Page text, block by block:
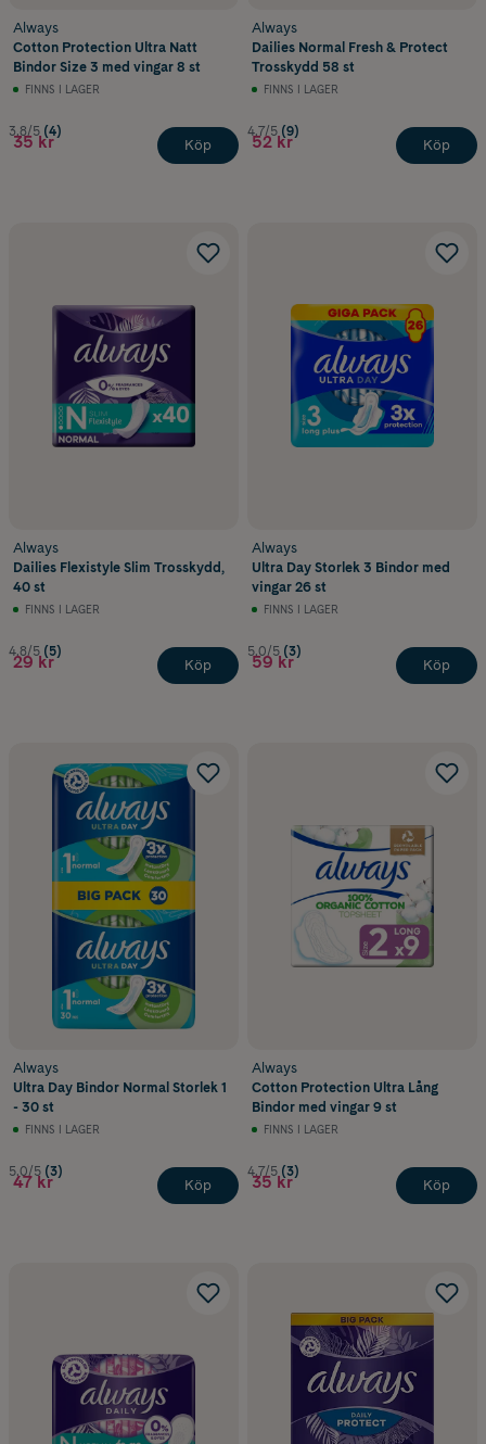
Always
Cotton Protection Ultra Natt
Bindor Size 3 med vingar 8 st
FINNS I LAGER
3.8/5 (4)
35 kr Köp
Always
Dailies Normal Fresh & Protect
Trosskydd 58 st
FINNS I LAGER
4.7/5 (9)
52 kr Köp
Always
Dailies Flexistyle Slim Trosskydd,
40 st
FINNS I LAGER
4.8/5 (5)
29 kr Köp
Always
Ultra Day Storlek 3 Bindor med
vingar 26 st
FINNS I LAGER
5.0/5 (3)
59 kr Köp
Always
Ultra Day Bindor Normal Storlek 1
- 30 st
FINNS I LAGER
5.0/5 (3)
47 kr Köp
Always
Cotton Protection Ultra Lång
Bindor med vingar 9 st
FINNS I LAGER
4.7/5 (3)
35 kr Köp